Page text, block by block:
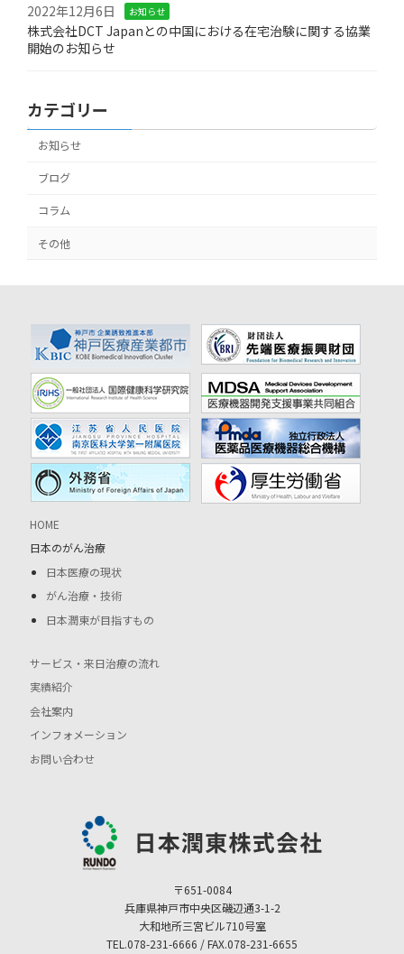
2022年12月6日 お知らせ
株式会社DCT Japanとの中国における在宅治験に関する協業
開始のお知らせ
カテゴリー
お知らせ
ブログ
コラム
その他
HOME
日本のがん治療
日本医療の現状
がん治療・技術
日本潤東が目指すもの
サービス・来日治療の流れ
実績紹介
会社案内
インフォメーション
お問い合わせ
〒651-0084
兵庫県神戸市中央区磯辺通3-1-2
大和地所三宮ビル710号室
TEL.078-231-6666 / FAX.078-231-6655